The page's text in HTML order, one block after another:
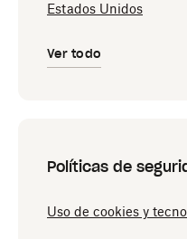
Estados Unidos
Ver todo
Políticas de
Uso de cookies y